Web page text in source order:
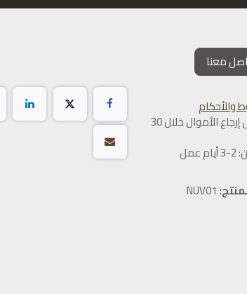
معنا
والأحكام
ضمان إرجاع الأموال خلال 30
NUV01